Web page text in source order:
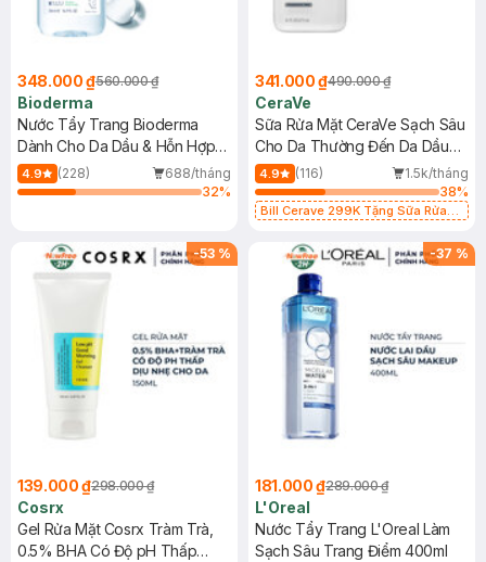
348.000 ₫560.000 ₫
Bioderma
Nước Tẩy Trang Bioderma
Dành Cho Da Dầu & Hỗn Hợp
500ml
4.9 (228)
688/tháng
32%
341.000 ₫490.000 ₫
CeraVe
Sữa Rửa Mặt CeraVe Sạch Sâu
Cho Da Thường Đến Da Dầu
473ml
4.9 (116)
1.5k/tháng
38%
Bill Cerave 299K Tặng Sữa Rửa
-53 %
139.000 ₫298.000 ₫
Cosrx
Gel Rửa Mặt Cosrx Tràm Trà,
0.5% BHA Có Độ pH Thấp
-37 %
181.000 ₫289.000 ₫
L'Oreal
Nước Tẩy Trang L'Oreal Làm
Sạch Sâu Trang Điểm 400ml